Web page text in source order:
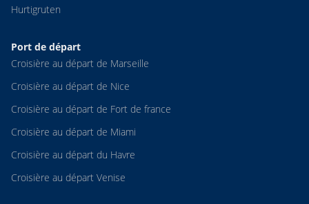
Hurtigruten
Port de départ
Croisière au départ de Marseille
Croisière au départ de Nice
Croisière au départ de Fort de france
Croisière au départ de Miami
Croisière au départ du Havre
Croisière au départ Venise